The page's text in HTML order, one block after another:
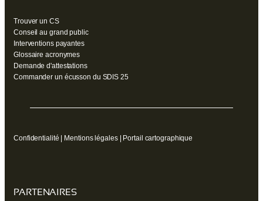
Trouver un CS
Conseil au grand public
Interventions payantes
Glossaire acronymes
Demande d'attestations
Commander un écusson du SDIS 25
Confidentialité | Mentions légales| Portail cartographique
PARTENAIRES